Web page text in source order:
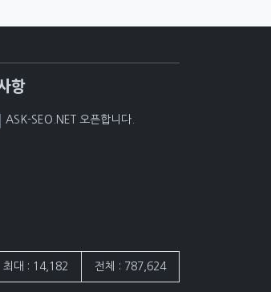
항
ASK-SEO.NET 오픈합니다.
최대 : 14,182 전체 : 787,624